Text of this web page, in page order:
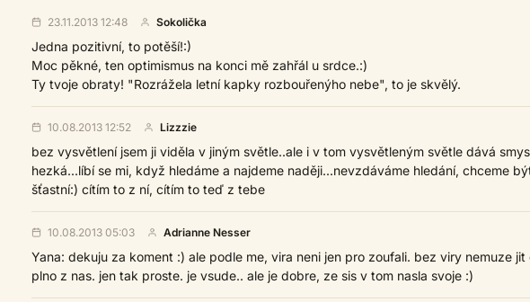
23.11.2013 12:48 Sokolička
Jedna pozitivní, to potěší!:)
Moc pěkné, ten optimismus na konci mě zahřál u srdce.:)
Ty tvoje obraty! "Rozrážela letní kapky rozbouřenýho nebe", to je skvělý.
10.08.2013 12:52 Lizzzie
bez vysvětlení jsem ji viděla v jiným světle..ale i v tom vysvětleným světle dává
hezká...líbí se mi, když hledáme a najdeme naději...nevzdáváme hledání, chceme
šťastní:) cítím to z ní, cítím to teď z tebe
10.08.2013 05:03 Adrianne Nesser
Yana: dekuju za koment :) ale podle me, vira neni jen pro zoufali. bez viry nemuze jit
plno z nas. jen tak proste. je vsude.. ale je dobre, ze sis v tom nasla svoje :)